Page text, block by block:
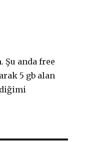
Şu anda free
5 gb alan